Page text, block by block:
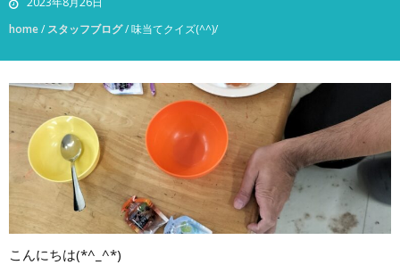
home/ スタッフブログ/味当てクイズ(^^)/
こんにちは(*^_^*)